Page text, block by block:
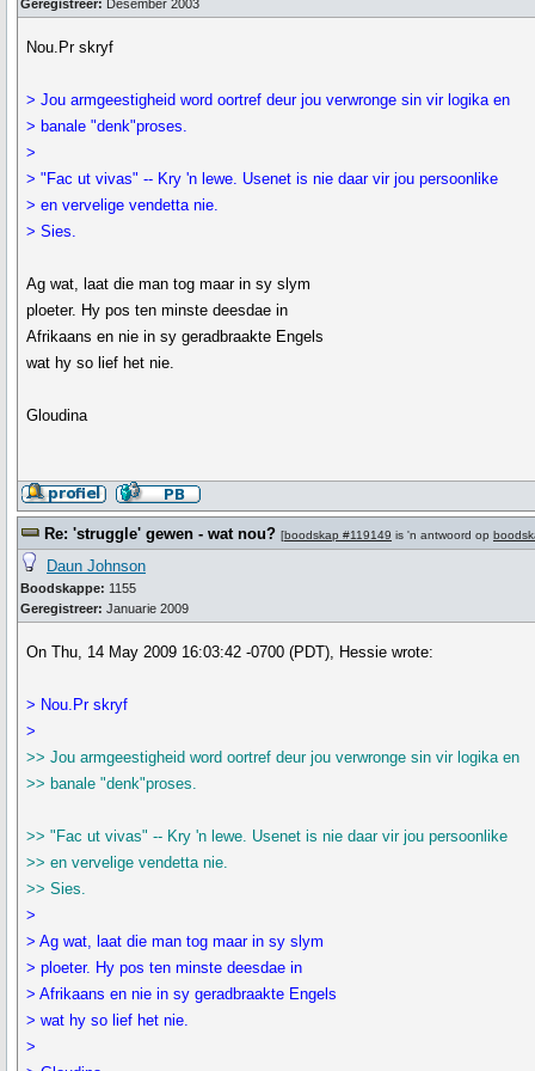
Geregistreer: Desember 2003
Nou.Pr skryf
> Jou armgeestigheid word oortref deur jou verwronge sin vir logika en
> banale "denk"proses.
>
> "Fac ut vivas" -- Kry 'n lewe. Usenet is nie daar vir jou persoonlike
> en vervelige vendetta nie.
> Sies.
Ag wat, laat die man tog maar in sy slym
ploeter. Hy pos ten minste deesdae in
Afrikaans en nie in sy geradbraakte Engels
wat hy so lief het nie.
Gloudina
Re: 'struggle' gewen - wat nou? [boodskap #119149 is 'n antwoord op
Daun Johnson
Boodskappe: 1155
Geregistreer: Januarie 2009
On Thu, 14 May 2009 16:03:42 -0700 (PDT), Hessie wrote:
> Nou.Pr skryf
>
>> Jou armgeestigheid word oortref deur jou verwronge sin vir logika en
>> banale "denk"proses.
>> "Fac ut vivas" -- Kry 'n lewe. Usenet is nie daar vir jou persoonlike
>> en vervelige vendetta nie.
>> Sies.
>
> Ag wat, laat die man tog maar in sy slym
> ploeter. Hy pos ten minste deesdae in
> Afrikaans en nie in sy geradbraakte Engels
> wat hy so lief het nie.
>